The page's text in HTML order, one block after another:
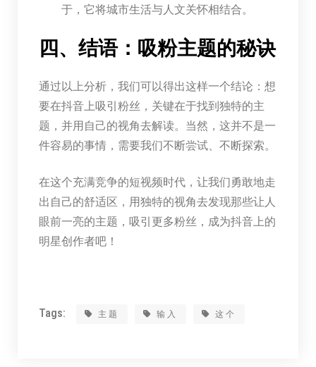
于，它将城市生活与人文关怀相结合。
四、结语：吸粉主题的秘诀
通过以上分析，我们可以得出这样一个结论：想
要在抖音上吸引粉丝，关键在于找到独特的主
题，并用自己的视角去解读。当然，这并不是一
件容易的事情，需要我们不断尝试、不断探索。
在这个充满竞争的短视频时代，让我们勇敢地走
出自己的舒适区，用独特的视角去发现那些让人
眼前一亮的主题，吸引更多粉丝，成为抖音上的
明星创作者吧！
Tags: 主题 输入 这个